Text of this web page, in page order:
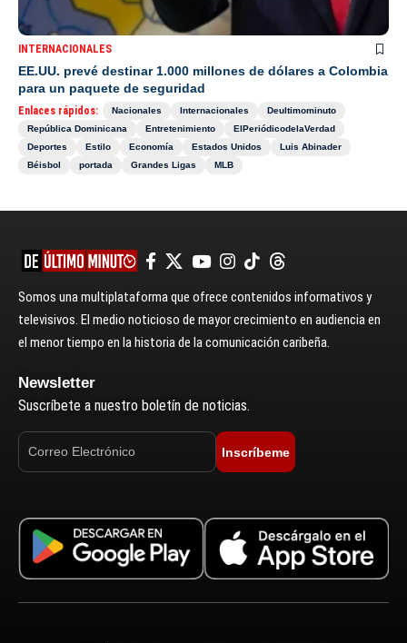
INTERNACIONALES
EE.UU. prevé destinar 1.000 millones de dólares a Colombia
para un paquete de seguridad
Enlaces rápidos: Nacionales Internacionales
Deultimominuto
República Dominicana
Entretenimiento
ElPeriódicodelaVerdad
Deportes
Estilo Economía Estados Unidos
Luis Abinader
Béisbol
portada Grandes Ligas MLB
Somos una multiplataforma que ofrece contenidos informativos y
televisivos. El medio noticioso de mayor crecimiento en audiencia en
el menor tiempo en la historia de la comunicación caribeña.
Newsletter
Suscríbete a nuestro boletín de noticias.
Inscríbeme